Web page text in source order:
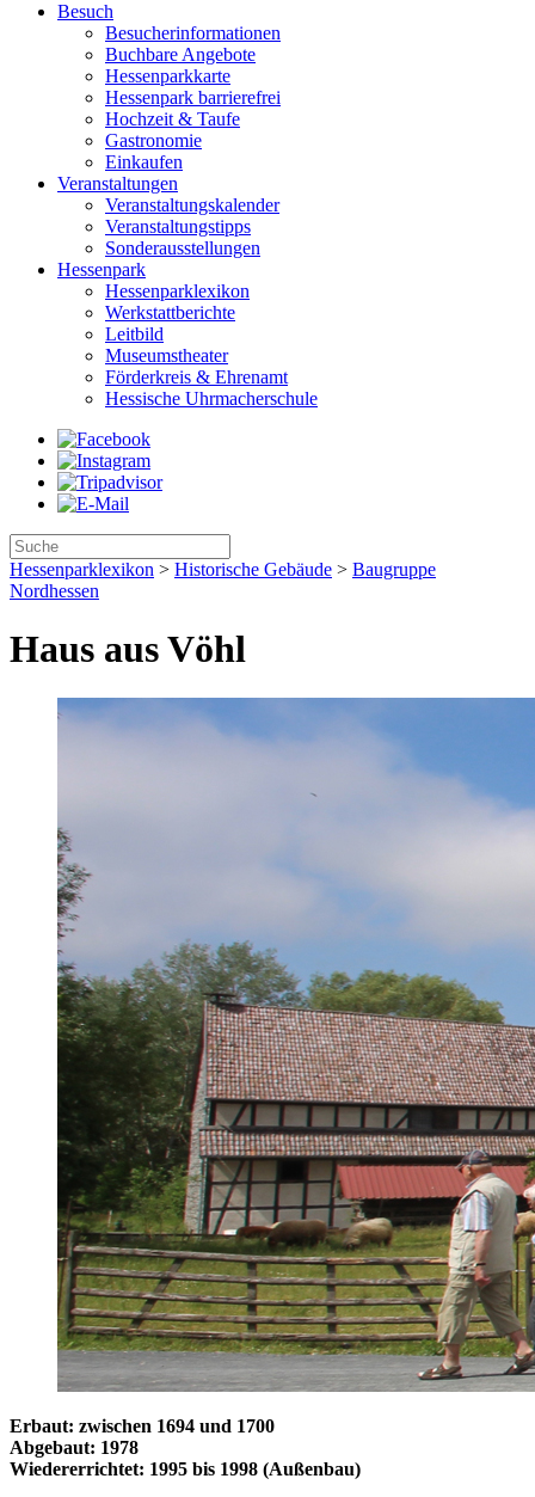
Besuch
Besucherinformationen
Buchbare Angebote
Hessenparkkarte
Hessenpark barrierefrei
Hochzeit & Taufe
Gastronomie
Einkaufen
Veranstaltungen
Veranstaltungskalender
Veranstaltungstipps
Sonderausstellungen
Hessenpark
Hessenparklexikon
Werkstattberichte
Leitbild
Museumstheater
Förderkreis & Ehrenamt
Hessische Uhrmacherschule
Hessenparklexikon > Historische Gebäude > Baugruppe
Nordhessen
Haus aus Vöhl
Erbaut: zwischen 1694 und 1700
Abgebaut: 1978
Wiedererrichtet: 1995 bis 1998 (Außenbau)